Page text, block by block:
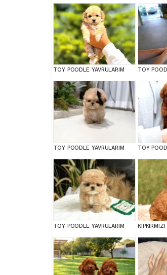
TOY POODLE YAVRULARIM TOY
TOY POODLE YAVRULARIM TOY
TOY POODLE YAVRULARIM